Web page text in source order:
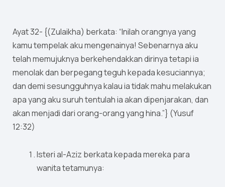
Ayat 32- {(Zulaikha) berkata: “Inilah orangnya yang
kamu tempelak aku mengenainya! Sebenarnya aku
telah memujuknya berkehendakkan dirinya tetapi ia
menolak dan berpegang teguh kepada kesuciannya;
dan demi sesungguhnya kalau ia tidak mahu melakukan
apa yang aku suruh tentulah ia akan dipenjarakan, dan
akan menjadi dari orang-orang yang hina.”} (Yusuf
12:32)
Isteri al-Aziz berkata kepada mereka para
wanita tetamunya: